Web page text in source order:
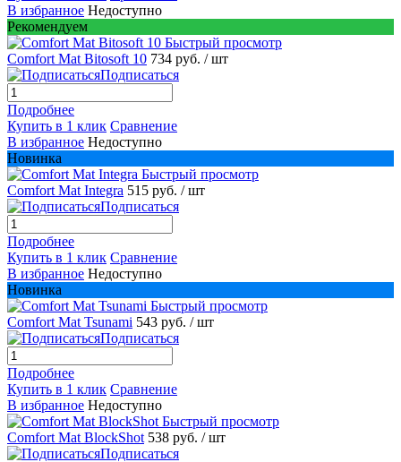
В избранное Недоступно
Рекомендуем
Быстрый просмотр
Comfort Mat Bitosoft 10 734 руб. / шт
Подписаться
Подробнее
Купить в 1 клик Сравнение
В избранное Недоступно
Новинка
Быстрый просмотр
Comfort Mat Integra 515 руб. / шт
Подписаться
Подробнее
Купить в 1 клик Сравнение
В избранное Недоступно
Новинка
Быстрый просмотр
Comfort Mat Tsunami 543 руб. / шт
Подписаться
Подробнее
Купить в 1 клик Сравнение
В избранное Недоступно
Быстрый просмотр
Comfort Mat BlockShot 538 руб. / шт
Подписаться